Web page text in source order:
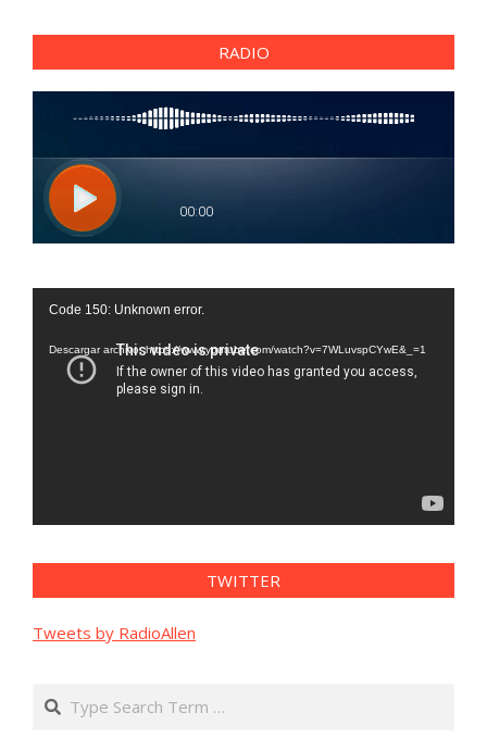
RADIO
Reproductor
vídeo
Code 150: Unknown error.
Descargar archivo: https://www.youtube.com/watch?v=7WLuvspCYwE&_=1
TWITTER
Tweets by RadioAllen
Search